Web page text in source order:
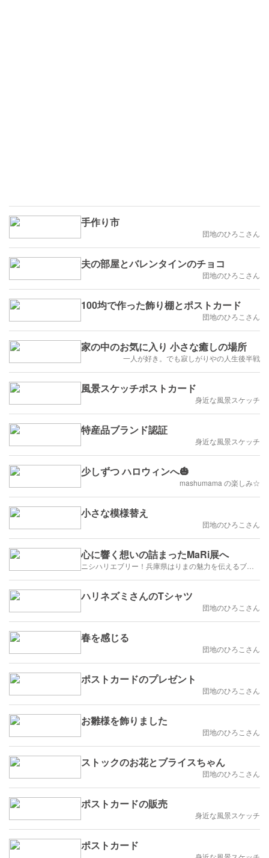
手作り市
団地のひろこさん
夫の部屋とバレンタインのチョコ
団地のひろこさん
100均で作った飾り棚とポストカード
団地のひろこさん
家の中のお気に入り 小さな癒しの場所
一人が好き。でも寂しがりやの人生後半戦
風景スケッチポストカード
身近な風景スケッチ
特産品ブランド認証
身近な風景スケッチ
少しずつ ハロウィンへ🎃
mashumama の楽しみ☆
小さな模様替え
団地のひろこさん
心に響く想いの詰まったMaRi展へ
ハリネズミさんのTシャツ
団地のひろこさん
春を感じる
団地のひろこさん
ポストカードのプレゼント
団地のひろこさん
お雛様を飾りました
団地のひろこさん
ストックのお花とブライスちゃん
団地のひろこさん
ポストカードの販売
身近な風景スケッチ
ポストカード